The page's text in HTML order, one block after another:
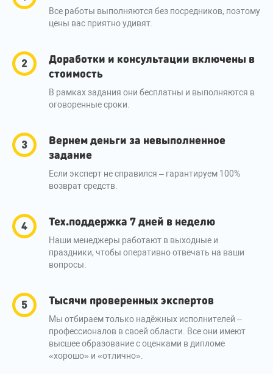
Все работы выполняются без посредников, поэтому
цены вас приятно удивят.
Доработки и консультации включены в
стоимость
В рамках задания они бесплатны и выполняются в
оговоренные сроки.
Вернем деньги за невыполненное
задание
Если эксперт не справился – гарантируем 100%
возврат средств.
Тех.поддержка 7 дней в неделю
Наши менеджеры работают в выходные и
праздники, чтобы оперативно отвечать на ваши
вопросы.
Тысячи проверенных экспертов
Мы отбираем только надёжных исполнителей –
профессионалов в своей области. Все они имеют
высшее образование с оценками в дипломе
«хорошо» и «отлично».